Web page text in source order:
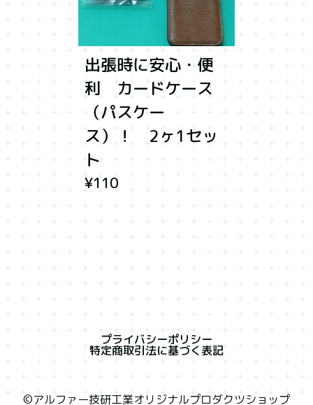
出張時に安心・便
利 カードケース
（パスケー
ス）！ 2ヶ1セッ
ト
¥110
プライバシーポリシー
特定商取引法に基づく表記
©︎アルファー技研工業オリジナルプロダクツショップ